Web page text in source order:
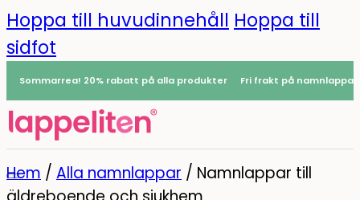
Hoppa till huvudinnehåll Hoppa till
sidfot
Sommarrea! 20% rabatt på alla produkter Fri frakt på namnlappar
Hem / Alla namnlappar / Namnlappar till